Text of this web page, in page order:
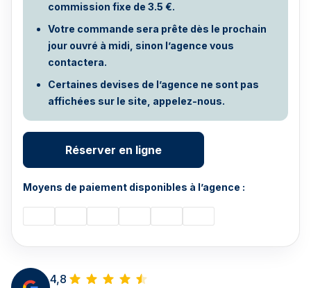
4,8
commission fixe de 3.5 €.
Votre commande sera prête dès le prochain
jour ouvré à midi, sinon l’agence vous
contactera.
Certaines devises de l’agence ne sont pas
affichées sur le site, appelez-nous.
Réserver en ligne
Moyens de paiement disponibles à l’agence :